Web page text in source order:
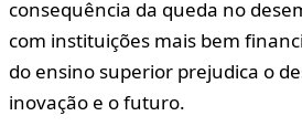
consequência da queda no
com instituições mais bem
do ensino superior prejudica o
inovação e o futuro.